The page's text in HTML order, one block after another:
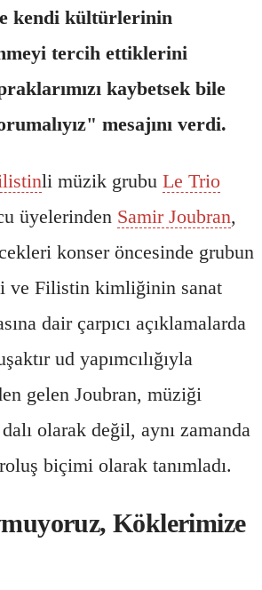
kendi kültürlerinin
tercih ettiklerini
kaybetsek bile
mesajını verdi.
li müzik grubu Le Trio
üyelerinden Samir Joubran,
konser öncesinde grubun
ve Filistin kimliğinin sanat
dair çarpıcı açıklamalarda
ud yapımcılığıyla
gelen Joubran, müziği
olarak değil, aynı zamanda
biçimi olarak tanımladı.
Köklerimize